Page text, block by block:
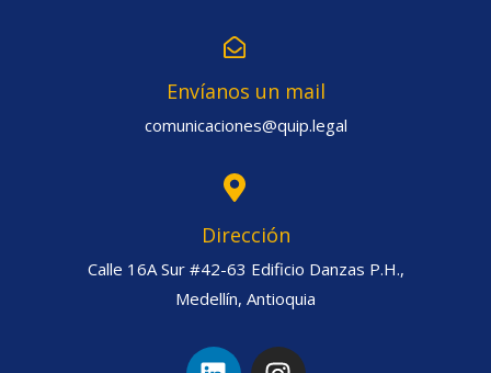
Envíanos un mail
comunicaciones@quip.legal
Dirección
Calle 16A Sur #42-63 Edificio Danzas P.H.,
Medellín, Antioquia